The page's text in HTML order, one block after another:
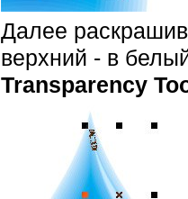
Далее
верхний - в
Transparency